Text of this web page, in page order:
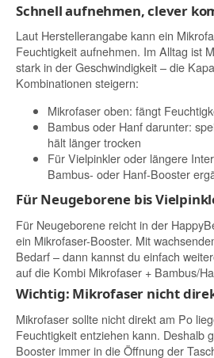
Schnell aufnehmen, clever
Laut Herstellerangabe kann ein
Feuchtigkeit aufnehmen. Im Alltag ist
stark in der Geschwindigkeit – die
Kombinationen steigern:
Mikrofaser oben: fängt
Bambus oder Hanf darunter:
hält länger trocken
Für Vielpinkler oder längere
Bambus- oder Hanf-Booster
Für Neugeborene bis
Für Neugeborene reicht in der
ein Mikrofaser-Booster. Mit
Bedarf – dann kannst du einfach
auf die Kombi Mikrofaser + Bambus/
Wichtig: Mikrofaser nicht
Mikrofaser sollte nicht direkt am Po
Feuchtigkeit entziehen kann. Deshalb
Booster immer in die Öffnung der